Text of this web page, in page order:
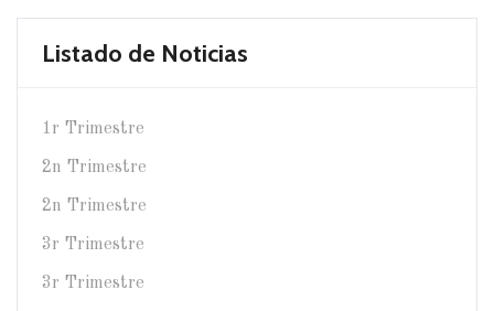
Listado de Noticias
1r Trimestre
2n Trimestre
2n Trimestre
3r Trimestre
3r Trimestre